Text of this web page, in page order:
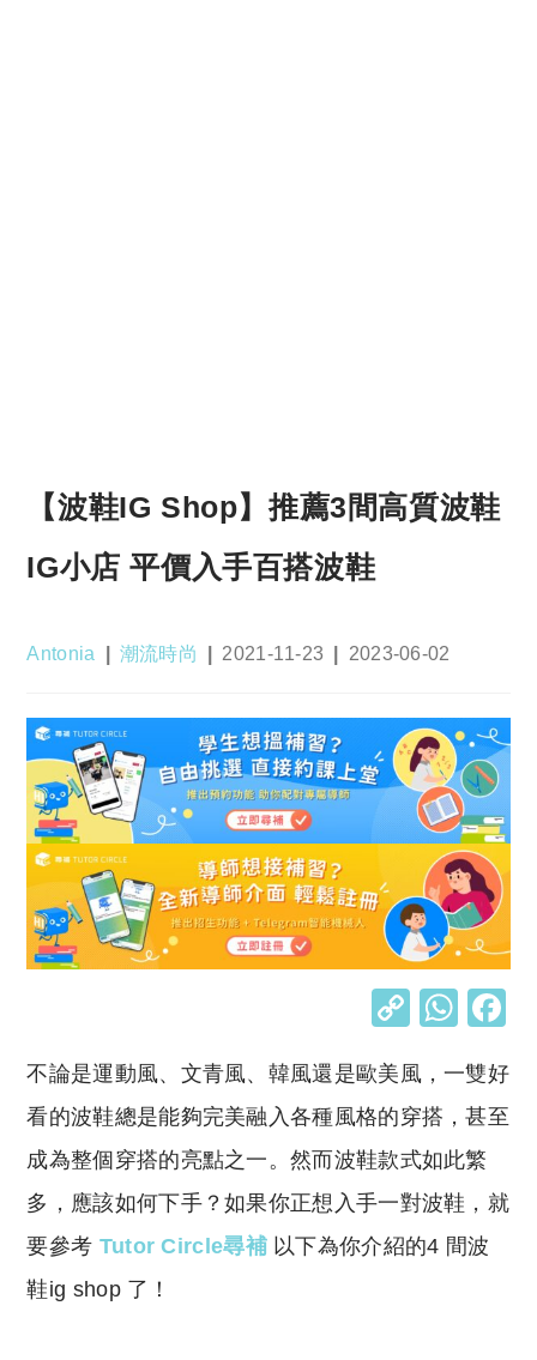
【波鞋IG Shop】推薦3間高質波鞋
IG小店 平價入手百搭波鞋
Post
Antonia
Post
潮流時尚
Post
2021-11-23
Post
2023-06-02
C
p
y
Li
n
k
W
at
s
A
p
p
不論是運動風、文青風、韓風還是歐美風，一雙好
看的波鞋總是能夠完美融入各種風格的穿搭，甚至
成為整個穿搭的亮點之一。然而波鞋款式如此繁
多，應該如何下手？如果你正想入手一對波鞋，就
要參考 Tutor Circle尋補以下為你介紹的4 間波
鞋ig shop 了！